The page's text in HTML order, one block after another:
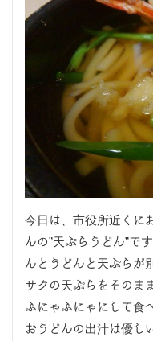
今日は、市役所近くに
んの”天ぷらうどん”で
んとうどんと天ぷらが
サクの天ぷらをそのま
ふにゃふにゃにして食
おうどんの出汁は優し